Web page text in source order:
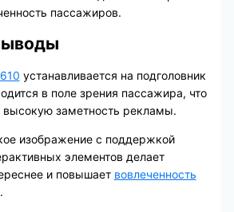
пассажиров.
устанавливается на подголовник
в поле зрения пассажира, что
высокую заметность рекламы.
изображение с поддержкой
элементов делает
и повышает вовлеченность
.